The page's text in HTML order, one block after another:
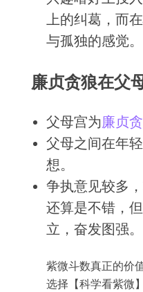
上的纠葛，而
与孤独的感觉。
廉贞贪狼在父
父母宫为廉贞
父母之间在年
想。
争执意见较多
还算是不错，
立，奋发图强。
紫微斗数真正的价
选择【科学看紫微】